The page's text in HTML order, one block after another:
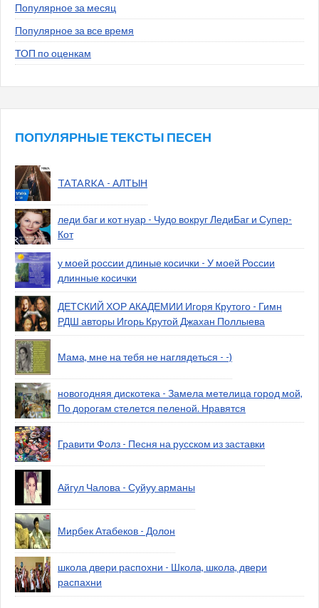
Популярное за месяц
Популярное за все время
ТОП по оценкам
ПОПУЛЯРНЫЕ ТЕКСТЫ ПЕСЕН
TATARKA - АЛТЫН
леди баг и кот нуар - Чудо вокруг ЛедиБаг и Супер-
Кот
у моей россии длиные косички - У моей России
длинные косички
ДЕТСКИЙ ХОР АКАДЕМИИ Игоря Крутого - Гимн
РДШ авторы Игорь Крутой Джахан Поллыева
Мама, мне на тебя не наглядеться - -)
новогодняя дискотека - Замела метелица город мой,
По дорогам стелется пеленой. Нравятся
Гравити Фолз - Песня на русском из заставки
Айгул Чалова - Суйуу арманы
Мирбек Атабеков - Долон
школа двери распохни - Школа, школа, двери
распахни